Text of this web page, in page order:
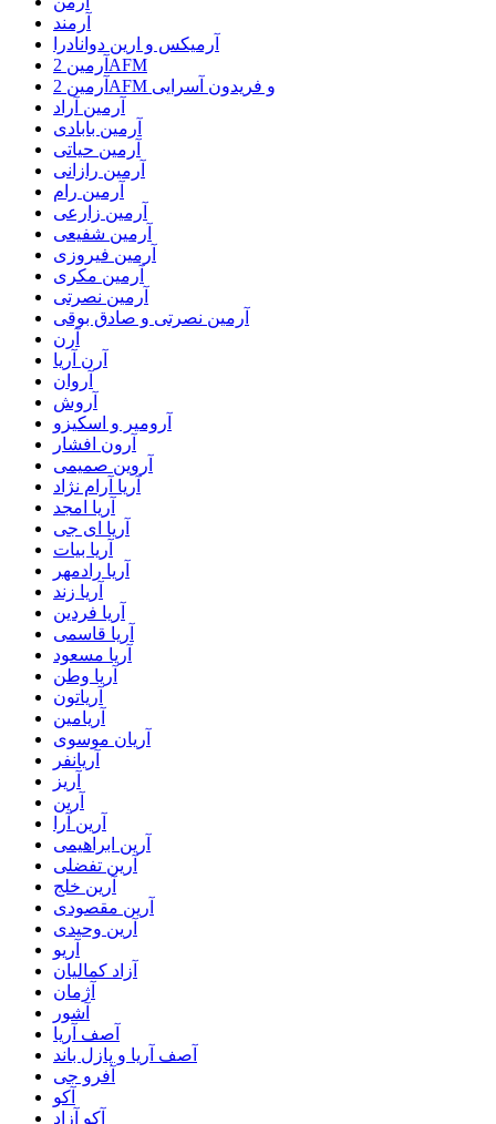
آرمند
آرمیکس و ارین دوانادرا
آرمین 2AFM
آرمین 2AFM و فریدون آسرایی
آرمین آراد
آرمین بابادی
آرمین حیاتی
آرمین رازانی
آرمین رام
آرمین زارعی
آرمین شفیعی
آرمین فیروزی
آرمین مکری
آرمین نصرتی
آرمین نصرتی و صادق بوقی
آرن
آرن آریا
آروان
آروش
آرومیر و اسکیزو
آرون افشار
آروین صمیمی
آریا آرام نژاد
آریا امجد
آریا ای جی
آریا بیات
آریا رادمهر
آریا زند
آریا فردین
آریا قاسمی
آریا مسعود
آریا وطن
آریاتون
آریامین
آریان موسوی
آریانفر
آریز
آرین
آرین آرا
آرین ابراهیمی
آرین تفضلی
آرین خلج
آرین مقصودی
آرین وحیدی
آریو
آزاد کمالیان
آژمان
آشور
آصف آریا
آصف آریا و پازل باند
آفرو جی
آکو
آکو آزاد